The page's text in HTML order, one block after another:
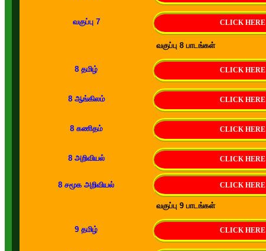
வகுப்பு 7 CLICK HERE
வகுப்பு 8 பாடங்கள்
8 தமிழ் CLICK HERE
8 ஆங்கிலம் CLICK HERE
8 கணிதம் CLICK HERE
8 அறிவியல் CLICK HERE
8 சமூக அறிவியல் CLICK HERE
வகுப்பு 9 பாடங்கள்
9 தமிழ் CLICK HERE